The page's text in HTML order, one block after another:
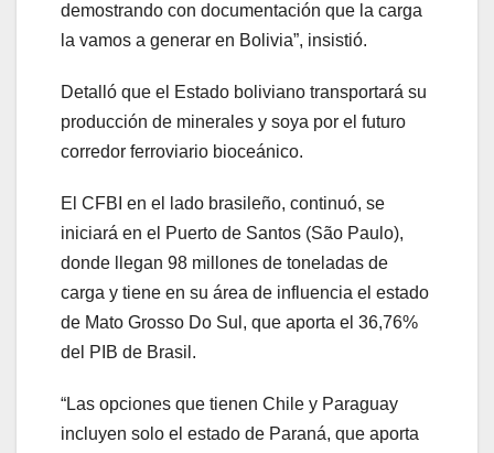
demostrando con documentación que la carga
la vamos a generar en Bolivia”, insistió.
Detalló que el Estado boliviano transportará su
producción de minerales y soya por el futuro
corredor ferroviario bioceánico.
El CFBI en el lado brasileño, continuó, se
iniciará en el Puerto de Santos (São Paulo),
donde llegan 98 millones de toneladas de
carga y tiene en su área de influencia el estado
de Mato Grosso Do Sul, que aporta el 36,76%
del PIB de Brasil.
“Las opciones que tienen Chile y Paraguay
incluyen solo el estado de Paraná, que aporta